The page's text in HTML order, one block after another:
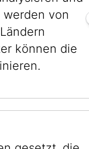
zum
als Drillinge
–
die
in dem
werden von
können die